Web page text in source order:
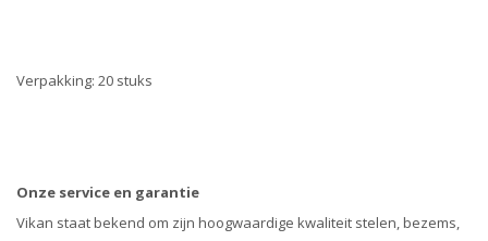
Verpakking: 20 stuks
Onze service en garantie
Vikan staat bekend om zijn hoogwaardige kwaliteit stelen, bezems,